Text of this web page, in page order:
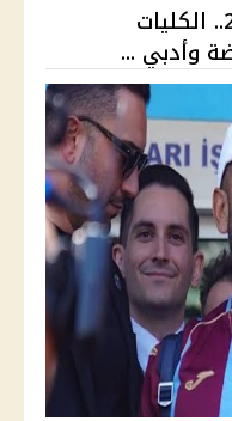
تنسيق المرحلة الثانية 2026.. الكليات
وأدبي ...